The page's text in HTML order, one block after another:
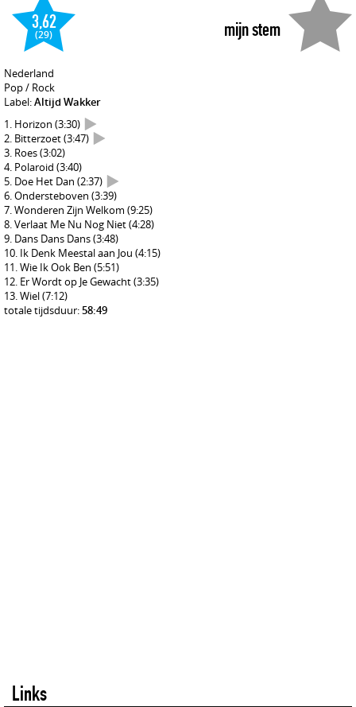
mijn stem
3,62
(29)
Nederland
Pop / Rock
Label:Altijd Wakker
Horizon (3:30)
Bitterzoet(3:47)
Roes(3:02)
Polaroid (3:40)
Doe Het Dan (2:37)
Ondersteboven (3:39)
Wonderen Zijn Welkom (9:25)
Verlaat Me Nu Nog Niet(4:28)
Dans Dans Dans(3:48)
Ik Denk Meestal aan Jou (4:15)
Wie Ik Ook Ben (5:51)
Er Wordt op Je Gewacht(3:35)
Wiel(7:12)
totale tijdsduur:58:49
Links